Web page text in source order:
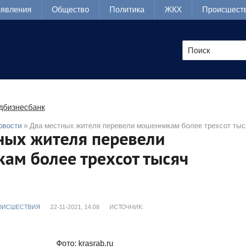
Общество Политика ЖКХ
» Два местных жителя перевели мошенникам более трехсот
жителя перевели
более трехсот тысяч
22-11-2021, 14:08 ИСТОЧНИК:
Фото: krasrab.ru